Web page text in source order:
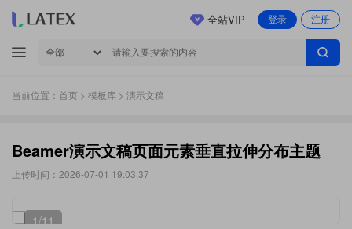
登录 注册
全站VIP
当前位置： 首页 > 模板库 > 演示文稿
Beamer演示文稿页面元素垂直拉伸分布主题
上传时间：2026-07-01 19:03:37
1/11